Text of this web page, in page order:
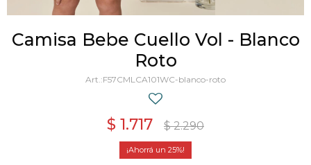
Camisa Bebe Cuello Vol - Blanco
Roto
F57CMLCA101WC-blanco-roto
$ 1.717 $ 2.290
25